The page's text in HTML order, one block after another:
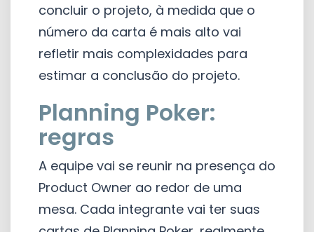
concluir o projeto, à medida que o
número da carta é mais alto vai
refletir mais complexidades para
estimar a conclusão do projeto.
Planning Poker:
regras
A equipe vai se reunir na presença do
Product Owner ao redor de uma
mesa. Cada integrante vai ter suas